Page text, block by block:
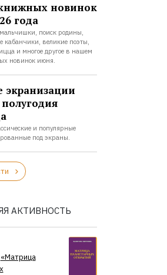
новинок
года
поиск родины,
кабанчики, великие поэты,
и многое другое в нашем
новинок июня.
экранизации
и популярные
под экраны.
АКТИВНОСТЬ
«Матрица